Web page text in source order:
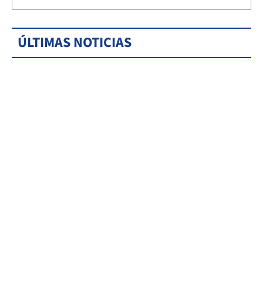
ÚLTIMAS NOTICIAS